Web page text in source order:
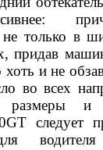
не только в
придав
хоть и не об
во всех
размеры и
следует
водите